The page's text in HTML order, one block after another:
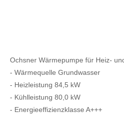
Ochsner Wärmepumpe für Heiz-
- Wärmequelle Grundwasser
- Heizleistung 84,5 kW
- Kühlleistung 80,0 kW
- Energieeffizienzklasse A+++